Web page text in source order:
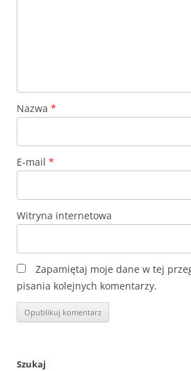
Nazwa *
E-mail *
Witryna internetowa
Zapamiętaj moje dane w tej
pisania kolejnych komentarzy.
Szukaj